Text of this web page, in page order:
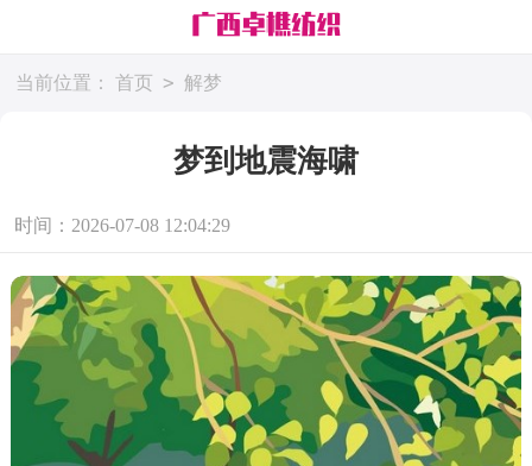
当前位置： 首页 > 解梦
梦到地震海啸
时间：2026-07-08 12:04:29